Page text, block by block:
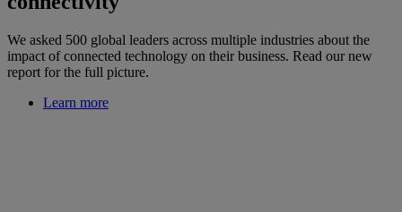
We asked 500 global leaders across multiple industries about the
impact of connected technology on their business. Read our new
report for the full picture.
Learn more